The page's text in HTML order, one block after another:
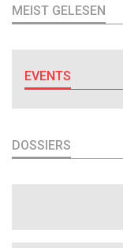
MEIST GELESEN
EVENTS
DOSSIERS